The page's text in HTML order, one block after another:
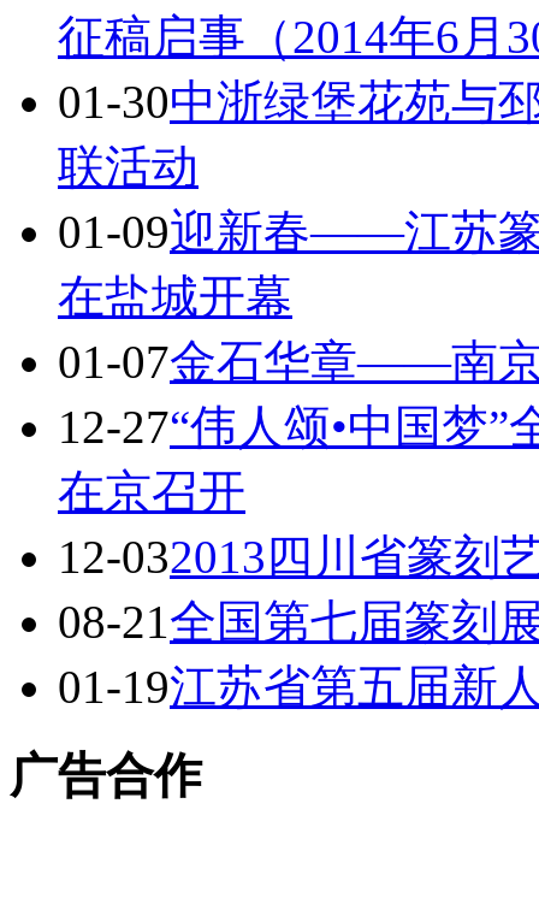
征稿启事（2014年6月
01-30中浙绿堡花苑与
联活动
01-09迎新春——江苏篆
在盐城开幕
01-07金石华章——南京
12-27“伟人颂•中国梦
在京召开
12-032013四川省篆刻
08-21全国第七届篆刻
01-19江苏省第五届新
广告合作